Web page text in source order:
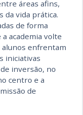
áreas afins,
da vida prática.
de forma
academia volte
enfrentam
iniciativas
inversão, no
centro e a
de